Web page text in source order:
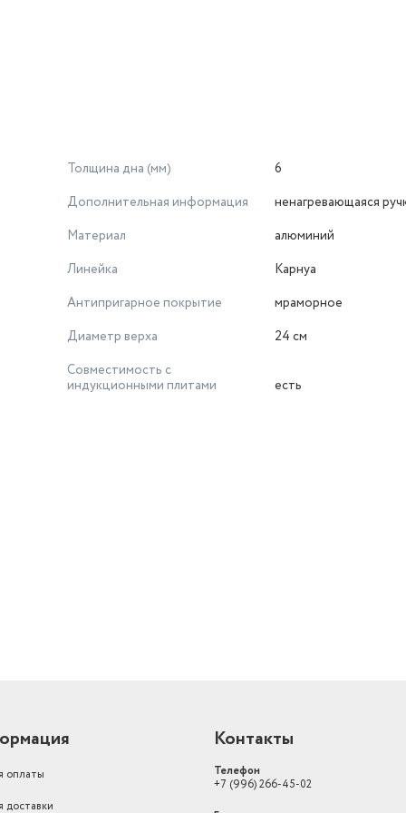
Толщина дна (мм)
6
Дополнительная информация
ненагревающаяся
Материал
алюминий
Линейка
Карнуа
Антипригарное покрытие
мраморное
Диаметр верха
24 см
Совместимость с
индукционными плитами
есть
оплаты
доставки
Контакты
Телефон
+7 (996) 266-45-02